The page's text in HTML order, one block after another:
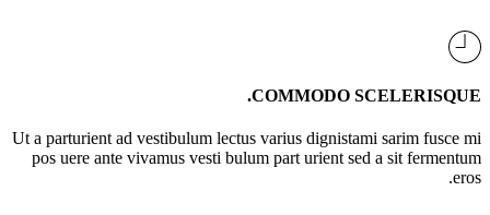
COMMODO SCELERISQUE.
Ut a parturient ad vestibulum lectus varius dignistami sarim fusce mi
pos uere ante vivamus vesti bulum part urient sed a sit fermentum
eros.